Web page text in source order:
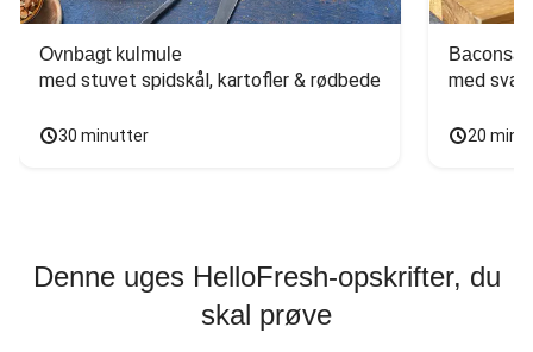
Ovnbagt kulmule
med stuvet spidskål, kartofler & rødbede
30 minutter
med
20
Denne uges HelloFresh-opskrifter, du
skal prøve